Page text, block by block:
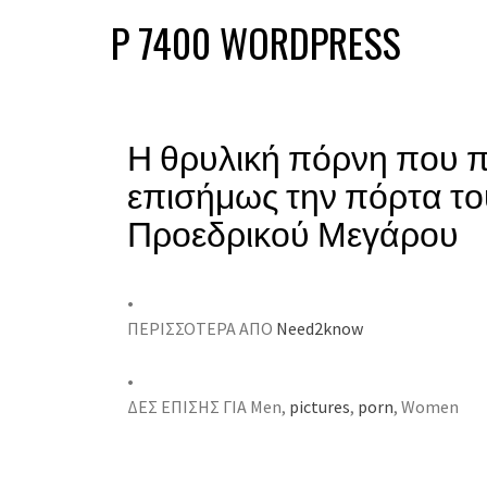
P 7400 WORDPRESS
Η θρυλική πόρνη που
επισήμως την πόρτα
Προεδρικού Μεγάρου
•
ΠΕΡΙΣΣΟΤΕΡΑ ΑΠΟ Need2know
•
ΔΕΣ ΕΠΙΣΗΣ ΓΙΑ Men, pictures, porn, Women